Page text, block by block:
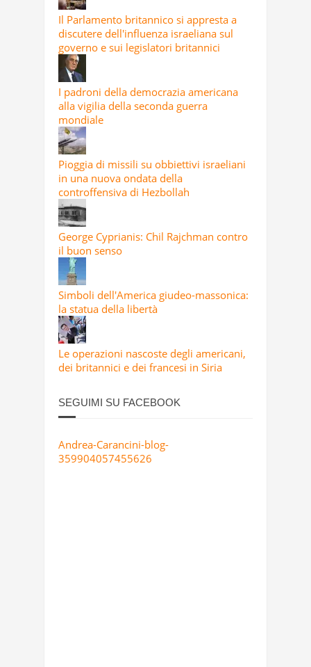
Il Parlamento britannico si appresta a
discutere dell'influenza israeliana sul
governo e sui legislatori britannici
I padroni della democrazia americana
alla vigilia della seconda guerra
mondiale
Pioggia di missili su obbiettivi israeliani
in una nuova ondata della
controffensiva di Hezbollah
George Cyprianis: Chil Rajchman contro
il buon senso
Simboli dell'America giudeo-massonica:
la statua della libertà
Le operazioni nascoste degli americani,
dei britannici e dei francesi in Siria
SEGUIMI SU FACEBOOK
Andrea-Carancini-blog-
359904057455626